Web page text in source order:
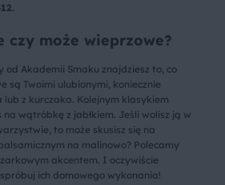
.
czy może wieprzowe?
Akademii Smaku znajdziesz to, co
są Twoimi ulubionymi, koniecznie
z kurczaka. Kolejnym klasykiem
wątróbkę z jabłkiem. Jeśli wolisz ją w
to może skusisz się na
na malinowo? Polecamy
akcentem. I oczywiście
spróbuj ich domowego wykonania!